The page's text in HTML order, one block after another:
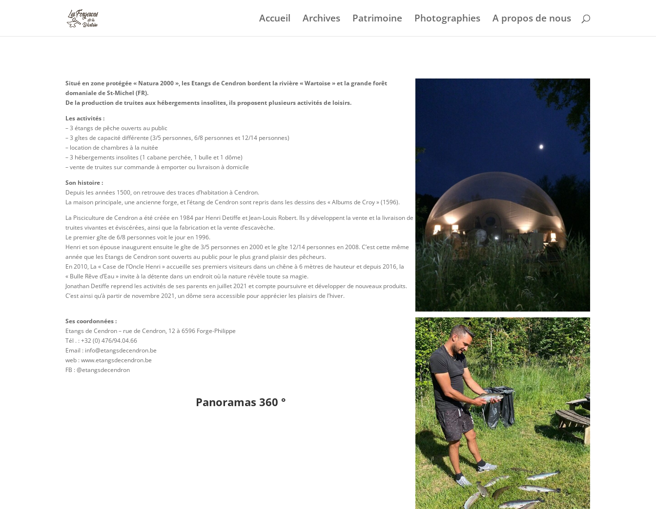
Accueil Archives Patrimoine Photographies A propos de nous
Situé en zone protégée « Natura 2000 », les Etangs de Cendron bordent la rivière « Wartoise » et la grande forêt
domaniale de St-Michel (FR).
De la production de truites aux hébergements insolites, ils proposent plusieurs activités de loisirs.
Les activités :
– 3 étangs de pêche ouverts au public
– 3 gîtes de capacité différente (3/5 personnes, 6/8 personnes et 12/14 personnes)
– location de chambres à la nuitée
– 3 hébergements insolites (1 cabane perchée, 1 bulle et 1 dôme)
– vente de truites sur commande à emporter ou livraison à domicile
Son histoire :
Depuis les années 1500, on retrouve des traces d’habitation à Cendron.
La maison principale, une ancienne forge, et l’étang de Cendron sont repris dans les dessins des « Albums de Croy » (1596).
La Pisciculture de Cendron a été créée en 1984 par Henri Detiffe et Jean-Louis Robert. Ils y développent la vente et la livraison de
truites vivantes et éviscérées, ainsi que la fabrication et la vente d’escavèche.
Le premier gîte de 6/8 personnes voit le jour en 1996.
Henri et son épouse inaugurent ensuite le gîte de 3/5 personnes en 2000 et le gîte 12/14 personnes en 2008. C’est cette même
année que les Etangs de Cendron sont ouverts au public pour le plus grand plaisir des pêcheurs.
En 2010, La « Case de l’Oncle Henri » accueille ses premiers visiteurs dans un chêne à 6 mètres de hauteur et depuis 2016, la
« Bulle Rêve d’Eau » invite à la détente dans un endroit où la nature révèle toute sa magie.
Jonathan Detiffe reprend les activités de ses parents en juillet 2021 et compte poursuivre et développer de nouveaux produits.
C’est ainsi qu’à partir de novembre 2021, un dôme sera accessible pour apprécier les plaisirs de l’hiver.
Ses coordonnées :
Etangs de Cendron – rue de Cendron, 12 à 6596 Forge-Philippe
Tél . : +32 (0) 476/94.04.66
Email : info@etangsdecendron.be
web : www.etangsdecendron.be
FB : @etangsdecendron
Panoramas 360 °